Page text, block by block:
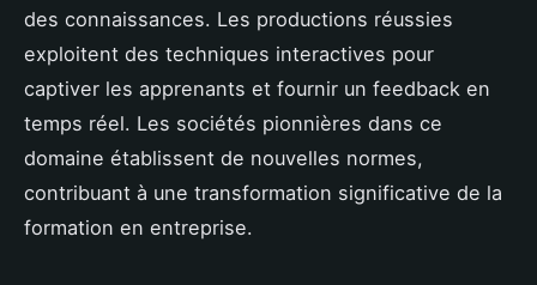
des connaissances. Les productions réussies
exploitent des techniques interactives pour
captiver les apprenants et fournir un feedback en
temps réel. Les sociétés pionnières dans ce
domaine établissent de nouvelles normes,
contribuant à une transformation significative de la
formation en entreprise.